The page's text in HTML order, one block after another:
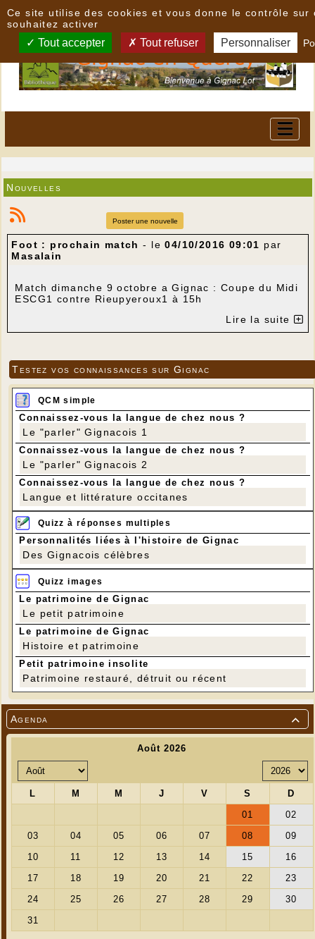

Agenda
Nouvelles
Poster une nouvelle
Foot : prochain match - le04/10/2016 09:01 par
Masalain
Match dimanche 9 octobre a Gignac : Coupe du Midi
ESCG1 contre Rieupyeroux1 à 15h
Lire la suite
Testez vos connaissances sur Gignac
QCM simple
Connaissez-vous la langue de chez nous ?
Le "parler" Gignacois 1
Connaissez-vous la langue de chez nous ?
Le "parler" Gignacois 2
Connaissez-vous la langue de chez nous ?
Langue et littérature occitanes
Quizz à réponses multiples
Personnalités liées à l'histoire de Gignac
Des Gignacois célèbres
Quizz images
Le patrimoine de Gignac
Le petit patrimoine
Le patrimoine de Gignac
Histoire et patrimoine
Petit patrimoine insolite
Patrimoine restauré, détruit ou récent
Ce site utilise des cookies et vous donne le contrôle sur
souhaitez activer
Tout accepter Tout refuser Personnaliser